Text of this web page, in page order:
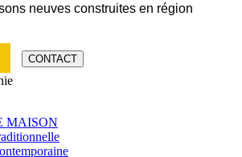
neuves construites en région
CONTACT
MAISON